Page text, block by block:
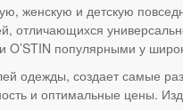
женскую и детскую
отличающихся
популярными у
одежды, создает самые
и оптимальные цены.